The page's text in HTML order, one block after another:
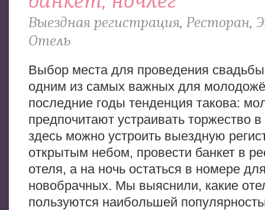
Выездная регистрация, Ресторан,
Отель
Выбор места для проведения свадьбы
одним из самых важных для
последние годы тенденция такова:
предпочитают устраивать торжество
здесь можно устроить выездную
открытым небом, провести банкет в
отеля, а на ночь остаться в номере
новобрачных. Мы выяснили, какие
пользуются наибольшей